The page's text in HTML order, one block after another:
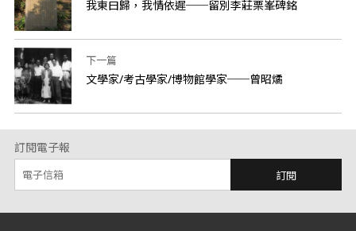
我東曰歸，我情依遲──留別李莊栗峯碑銘
下一篇
文學家/考古學家/博物館學家──曾昭燏
訂閱電子報
訂閱
:::